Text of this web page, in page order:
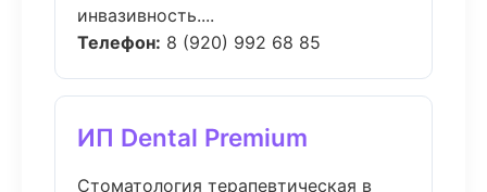
инвазивность....
Телефон: 8 (920) 992 68 85
ИП Dental Premium
Стоматология терапевтическая в